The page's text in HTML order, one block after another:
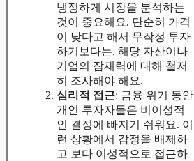
냉정하게 시장을 분석하는
것이 중요해요. 단순히 가격
이 낮다고 해서 무작정 투자
하기보다는, 해당 자산이나
기업의 잠재력에 대해 철저
히 조사해야 해요.
심리적 접근: 금융 위기 동안
개인 투자자들은 비이성적
인 결정에 빠지기 쉬워요. 이
런 상황에서 감정을 배제하
고 보다 이성적으로 접근하